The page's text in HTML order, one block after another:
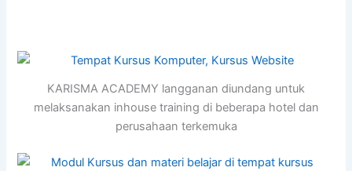
KARISMA ACADEMY langganan diundang untuk
melaksanakan inhouse training di beberapa hotel dan
perusahaan terkemuka